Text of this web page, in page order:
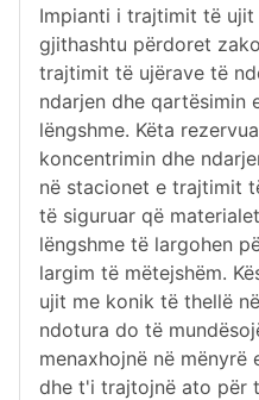
Impianti i trajtimit të
gjithashtu përdoret
trajtimit të ujërave të
ndarjen dhe qartësimin
lëngshme. Këta
koncentrimin dhe
në stacionet e trajtimit
të siguruar që
lëngshme të largohen
largim të mëtejshëm.
ujit me konik të thellë
ndotura do të
menaxhojnë në
dhe t'i trajtojnë ato për